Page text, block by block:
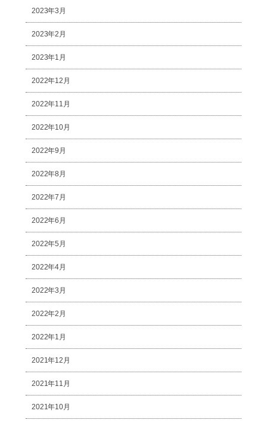
2023年3月
2023年2月
2023年1月
2022年12月
2022年11月
2022年10月
2022年9月
2022年8月
2022年7月
2022年6月
2022年5月
2022年4月
2022年3月
2022年2月
2022年1月
2021年12月
2021年11月
2021年10月